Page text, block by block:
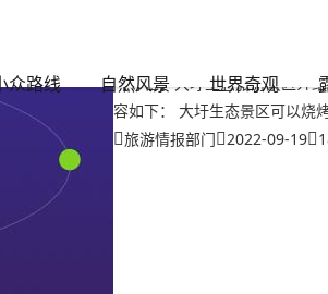
众路线 自然风景 世界奇观
【导言】大圩生态旅游景区介
容如下： 大圩生态景区可以烧
旅游情报部门 2022-09-19